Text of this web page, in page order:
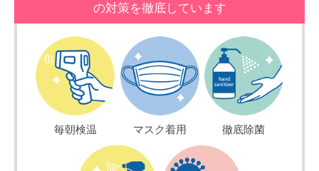
の対策を徹底しています
毎朝検温 マスク着用 徹底除菌